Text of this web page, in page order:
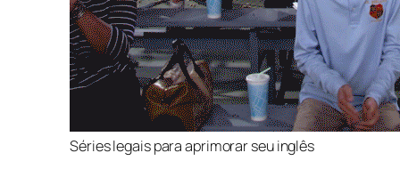
Séries legais para aprimorar seu inglês